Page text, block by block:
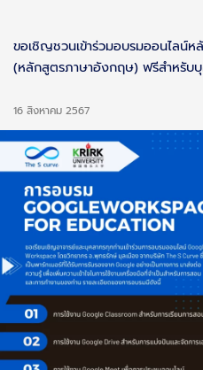
ขอเชิญชวนเข้าร่วมอบรมออนไลน์
(หลักสูตรภาษาอังกฤษ) ฟรีสำหรับ
16 สิงหาคม 2567